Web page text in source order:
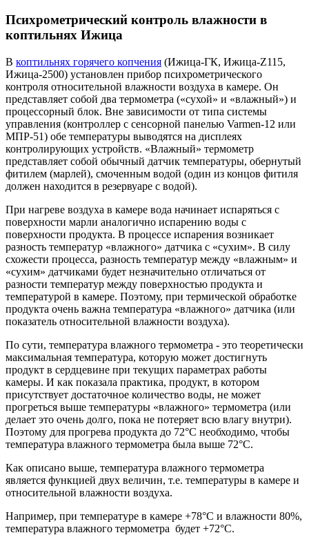
Психрометрический контроль влажности в
коптильнях Ижица
В коптильнях горячего копчения (Ижица-ГК, Ижица-Z115,
Ижица-2500) установлен прибор психрометрического
контроля относительной влажности воздуха в камере. Он
представляет собой два термометра («сухой» и «влажный») и
процессорный блок. Вне зависимости от типа системы
управления (контроллер с сенсорной панелью Varmen-12 или
МПР-51) обе температуры выводятся на дисплеях
контролирующих устройств. «Влажный» термометр
представляет собой обычный датчик температуры, обернутый
фитилем (марлей), смоченным водой (один из концов фитиля
должен находится в резервуаре с водой).
При нагреве воздуха в камере вода начинает испаряться с
поверхности марли аналогично испарению воды с
поверхности продукта. В процессе испарения возникает
разность температур «влажного» датчика с «сухим». В силу
схожести процесса, разность температур между «влажным» и
«сухим» датчиками будет незначительно отличаться от
разности температур между поверхностью продукта и
температурой в камере. Поэтому, при термической обработке
продукта очень важна температура «влажного» датчика (или
показатель относительной влажности воздуха).
По сути, температура влажного термометра - это теоретически
максимальная температура, которую может достигнуть
продукт в сердцевине при текущих параметрах работы
камеры. И как показала практика, продукт, в котором
присутствует достаточное количество воды, не может
прогреться выше температуры «влажного» термометра (или
делает это очень долго, пока не потеряет всю влагу внутри).
Поэтому для прогрева продукта до 72°С необходимо, чтобы
температура влажного термометра была выше 72°С.
Как описано выше, температура влажного термометра
является функцией двух величин, т.е. температуры в камере и
относительной влажности воздуха.
Например, при температуре в камере +78°С и влажности 80%,
температура влажного термометра будет +72°С.